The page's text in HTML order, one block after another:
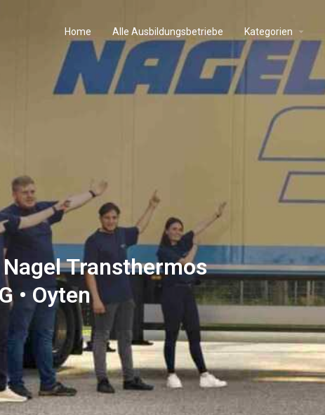
Home Alle Ausbildungsbetriebe Kategorien
Transthermos
• Oyten
Unternehmensprofil Events 0
Anrufen Website Merken